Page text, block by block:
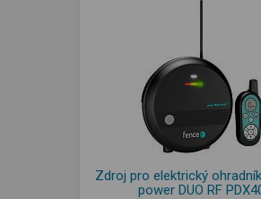
Zdroj pro elektrický
power DUO RF